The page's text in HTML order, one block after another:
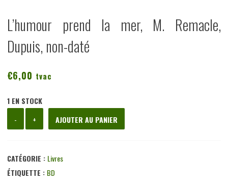
L’humour prend la mer, M. Remacle,
Dupuis, non-daté
€6,00 tvac
1 EN STOCK
-
de
prend
la
+ AJOUTER AU PANIER
CATÉGORIE : Livres
ÉTIQUETTE : BD